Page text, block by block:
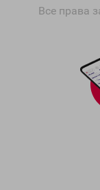
Все права